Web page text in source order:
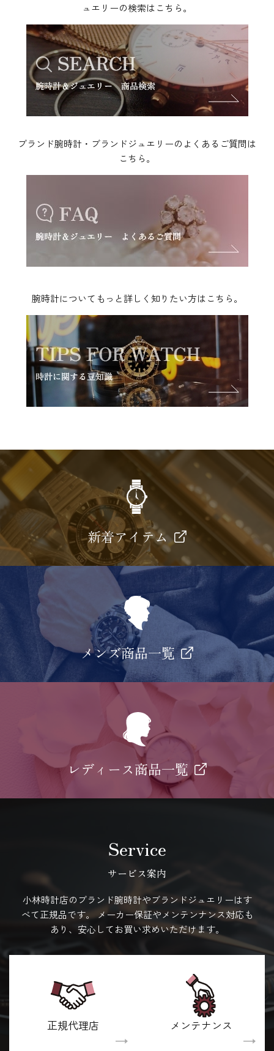
ュエリーの検索はこちら。
ブランド腕時計・ブランドジュエリーのよくあるご質問は
こちら。
腕時計についてもっと詳しく知りたい方はこちら。
新着アイテム
メンズ商品一覧
レディース商品一覧
Service
サービス案内
小林時計店のブランド腕時計やブランドジュエリーはす
べて正規品です。
メーカー保証やメンテンナンス対応も
あり、安心してお買い求めいただけます。
正規代理店 メンテナンス